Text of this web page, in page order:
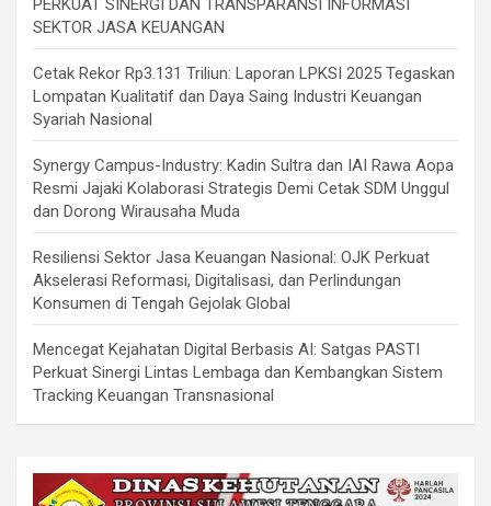
PERKUAT SINERGI DAN TRANSPARANSI INFORMASI
SEKTOR JASA KEUANGAN
Cetak Rekor Rp3.131 Triliun: Laporan LPKSI 2025 Tegaskan
Lompatan Kualitatif dan Daya Saing Industri Keuangan
Syariah Nasional
Synergy Campus-Industry: Kadin Sultra dan IAI Rawa Aopa
Resmi Jajaki Kolaborasi Strategis Demi Cetak SDM Unggul
dan Dorong Wirausaha Muda
Resiliensi Sektor Jasa Keuangan Nasional: OJK Perkuat
Akselerasi Reformasi, Digitalisasi, dan Perlindungan
Konsumen di Tengah Gejolak Global
Mencegat Kejahatan Digital Berbasis AI: Satgas PASTI
Perkuat Sinergi Lintas Lembaga dan Kembangkan Sistem
Tracking Keuangan Transnasional